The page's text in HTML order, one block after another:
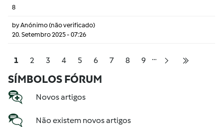
8
byAnónimo (não verificado)
20. Setembro 2025 - 07:26
Pagination
Página
1 Página
2 Página
3 Página
4 Página
5 Página
6 Página
7 Página
8 Página
9 … Próxima página
SÍMBOLOS FÓRUM
Novos artigos
Não existem novos artigos